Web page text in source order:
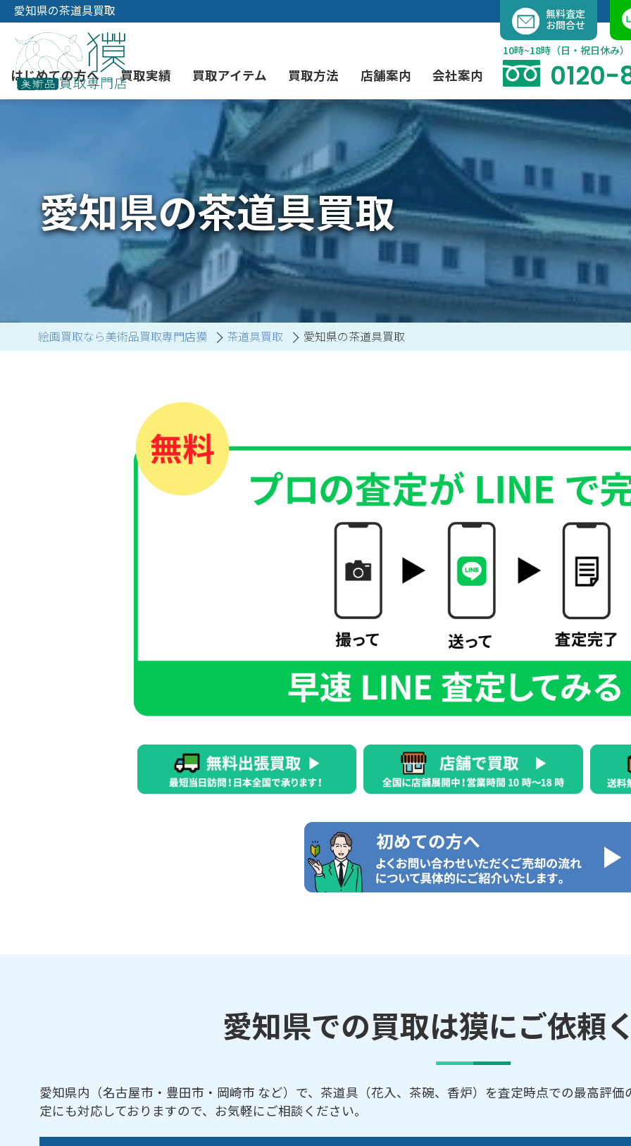
容
キ
ッ
プ
愛知県の茶道具買取
はじめての方へ
よくあるご質問
YOUTUBE instagram
買取実績 買取アイテム
現代アート買取
骨董品買取 茶道具買取
西洋アンティーク買取 彫刻・ブロンズ買取
中国骨董品買取 工芸品買取
買取方法
出張買取（無料）
宅配・郵送買取 業者間オークション出品代行
時価評価サービス
店舗案内
大阪店
会社案内
当社の特徴
消費者志向自主宣言
無料査定
お問合せ
10時~18時（日・祝日休み）
愛知県の茶道具買取
絵画買取なら美術品買取専門店獏 茶道具買取 愛知県の茶道具買取
愛知県での買取は獏にご依頼
愛知県内（名古屋市・豊田市・岡崎市 など）で、茶道具（花入、茶碗、香炉）を査定時点での最高評
定にも対応しておりますので、お気軽にご相談ください。